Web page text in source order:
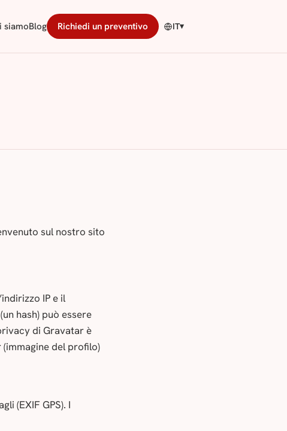
siamoBlog Richiedi un preventivo IT▾
sul nostro sito
IP e il
hash) può essere
di Gravatar è
del profilo)
(EXIF GPS). I